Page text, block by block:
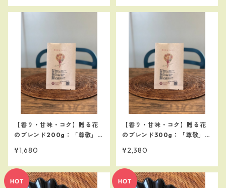
【香り・甘味・コク】贈る花
のブレンド200g：「尊敬」の
った方などの贈答用に最適！
¥1,680
【香り・甘味・コク】贈る花
のブレンド300g：「尊敬」の
った方への贈答用に最適！
¥2,380